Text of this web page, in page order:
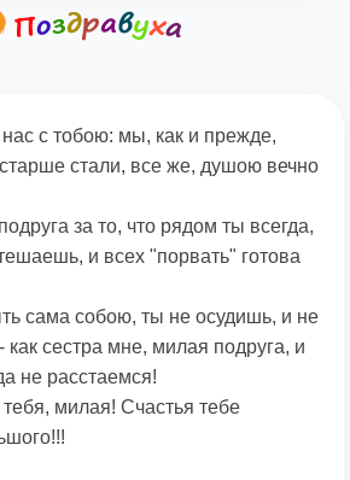
с тобою: мы, как и прежде,
стали, все же, душою вечно
за то, что рядом ты всегда,
и всех "порвать" готова
сама собою, ты не осудишь, и не
сестра мне, милая подруга, и
не расстаемся!
милая! Счастья тебе